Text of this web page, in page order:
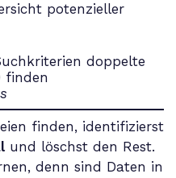
potenzieller
finden, identifizierst
und löschst den Rest.
denn sind Daten in